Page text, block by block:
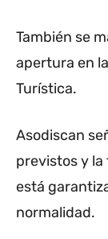
También se
apertura en
Turística.
Asodiscan
previstos y
está
normalidad.